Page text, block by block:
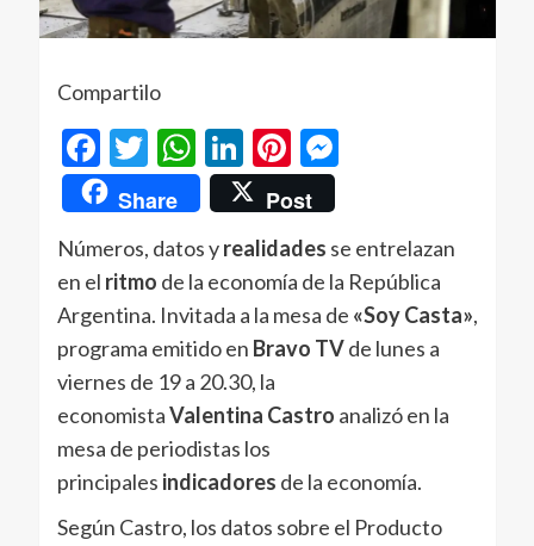
Compartilo
Facebook
Twitter
WhatsApp
LinkedIn
Pinterest
Messenger
Share Post
Números, datos yrealidades se entrelazan
en el ritmo de la economía de la República
Argentina. Invitada a la mesa de «Soy Casta»,
programa emitido en Bravo TVde lunes a
viernes de 19 a 20.30, la
economistaValentina Castro analizó en la
mesa de periodistas los
principales indicadores de la economía.
Según Castro, los datos sobre el Producto